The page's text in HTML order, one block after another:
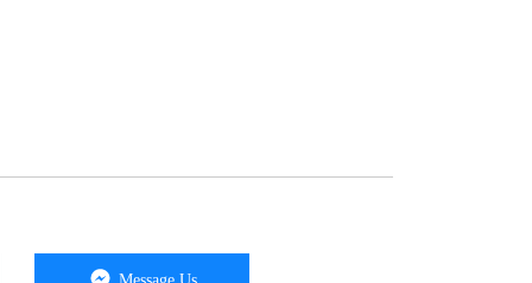
Message Us